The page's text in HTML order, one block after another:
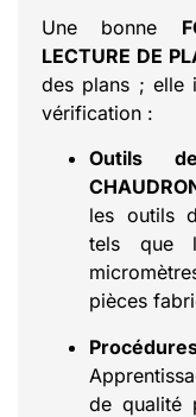
Une bonne
LECTURE DE
des plans ; elle
vérification :
Outils
les outils
tels que
pièces
de qualité